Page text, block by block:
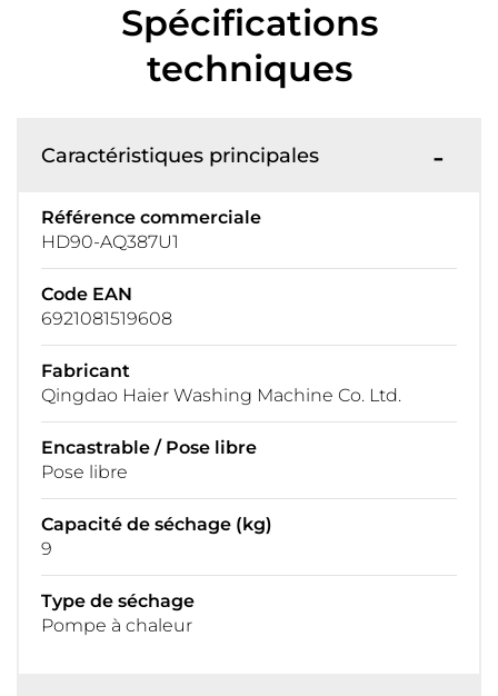
Spécifications
techniques
Caractéristiques principales
Référence commerciale
HD90-AQ387U1
Code EAN
6921081519608
Fabricant
Qingdao Haier Washing Machine Co. Ltd.
Encastrable / Pose libre
Pose libre
Capacité de séchage (kg)
9
Type de séchage
Pompe à chaleur